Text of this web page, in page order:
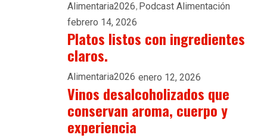
Alimentaria2026 Podcast Alimentación
febrero 14, 2026
Platos listos con ingredientes
claros.
Alimentaria2026 enero 12, 2026
Vinos desalcoholizados que
conservan aroma, cuerpo y
experiencia